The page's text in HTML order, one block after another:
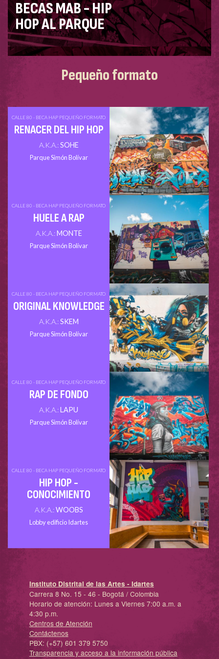
BECAS MAB - HIP
HOP AL PARQUE
Pequeño formato
CALLE 80 - BECA HAP PEQUEÑO FORMATO
RENACER DEL HIP HOP
A.K.A.:SOHE
Parque Simón Bolívar
CALLE 80 - BECA HAP PEQUEÑO FORMATO
HUELE A RAP
A.K.A.:MONTE
Parque Simón Bolívar
CALLE 80 - BECA HAP PEQUEÑO FORMATO
ORIGINAL KNOWLEDGE
A.K.A.:SKEM
Parque Simón Bolívar
CALLE 80 - BECA HAP PEQUEÑO FORMATO
RAP DE FONDO
A.K.A.:LAPU
Parque Simón Bolívar
CALLE 80 - BECA HAP PEQUEÑO FORMATO
HIP HOP -
CONOCIMIENTO
A.K.A.:WOOBS
Lobby edificio Idartes
Instituto Distrital de las Artes - Idartes
Carrera 8 No. 15 - 46 - Bogotá / Colombia
Horario de atención: Lunes a Viernes 7:00 a.m. a
4:30 p.m.
Centros de Atención
Contáctenos
PBX: (+57) 601 379 5750
Transparencia y acceso a la información pública